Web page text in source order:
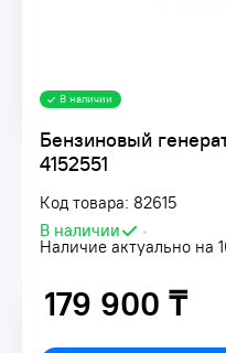
Бензиновый
4152551
Код товара: 82615
В наличии
•
Наличие актуально на
В наличии
179 900 ₸
179 900 ₸